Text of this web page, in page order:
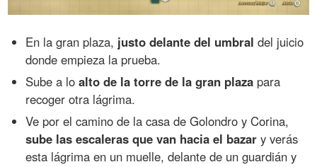
En la gran plaza, justo delante del umbral del juicio
donde empieza la prueba.
Sube a loalto de la torre de la gran plaza para
recoger otra lágrima.
Ve por el camino de la casa de Golondro y Corina,
sube las escaleras que van hacia el bazar y verás
esta lágrima en un muelle, delante de un guardián y